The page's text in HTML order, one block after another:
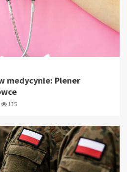
medycynie: Plener
135